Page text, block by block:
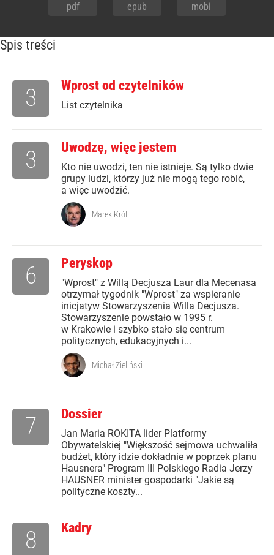
pdf epub mobi
Spis treści
Wprost od czytelników
List czytelnika
3
Uwodzę, więc jestem
Kto nie uwodzi, ten nie istnieje. Są tylko dwie
grupy ludzi, którzy już nie mogą tego robić,
a więc uwodzić.
3
Marek Król
Peryskop
"Wprost" z Willą Decjusza Laur dla Mecenasa
otrzymał tygodnik "Wprost" za wspieranie
inicjatyw Stowarzyszenia Willa Decjusza.
Stowarzyszenie powstało w 1995 r.
w Krakowie i szybko stało się centrum
politycznych, edukacyjnych i...
6
Michał Zieliński
Dossier
Jan Maria ROKITA lider Platformy
Obywatelskiej "Większość sejmowa uchwaliła
budżet, który idzie dokładnie w poprzek planu
Hausnera" Program III Polskiego Radia Jerzy
HAUSNER minister gospodarki "Jakie są
polityczne koszty...
7
Kadry
8